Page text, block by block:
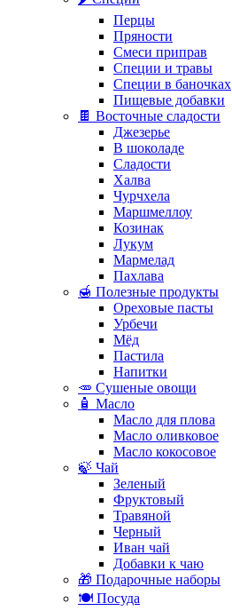
Перцы
Пряности
Смеси приправ
Специи и травы
Специи в баночках
Пищевые добавки
🍫 Восточные сладости
Джезерье
В шоколаде
Сладости
Халва
Чурчхела
Маршмеллоу
Козинак
Лукум
Мармелад
Пахлава
🍯 Полезные продукты
Ореховые пасты
Урбечи
Мёд
Пастила
Напитки
🥕 Сушеные овощи
🧴 Масло
Масло для плова
Масло оливковое
Масло кокосовое
🍃 Чай
Зеленый
Фруктовый
Травяной
Черный
Иван чай
Добавки к чаю
🎁 Подарочные наборы
🍽️ Посуда